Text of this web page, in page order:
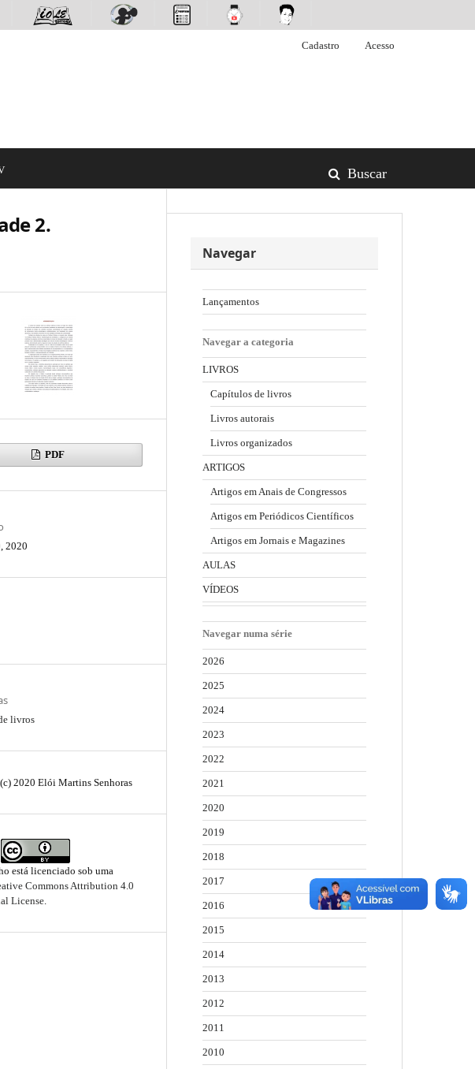
Cadastro Acesso
Buscar
2.
PDF
2020
livros
2020 Elói Martins Senhoras
está licenciado sob uma
Commons Attribution 4.0
License.
Navegar
Lançamentos
Navegar a categoria
LIVROS
Capítulos de livros
Livros autorais
Livros organizados
ARTIGOS
Artigos em Anais de Congressos
Artigos em Periódicos Científicos
Artigos em Jornais e Magazines
AULAS
VÍDEOS
Navegar numa série
2026
2025
2024
2023
2022
2021
2020
2019
2018
2017
2016
2015
2014
2013
2012
2011
2010